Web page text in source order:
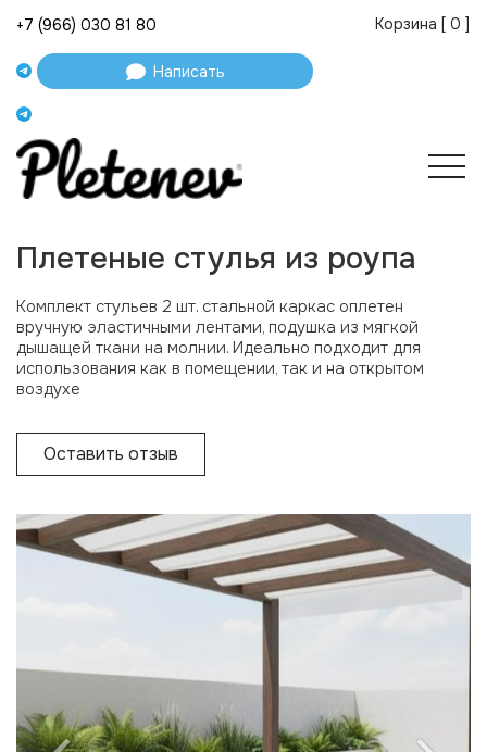
+7 (966) 030 81 80
Написать
Корзина [ 0 ]
Плетеные стулья из роупа
Комплект стульев 2 шт. стальной каркас оплетен
вручную эластичными лентами, подушка из мягкой
дышащей ткани на молнии. Идеально подходит для
использования как в помещении, так и на открытом
воздухе
Оставить отзыв